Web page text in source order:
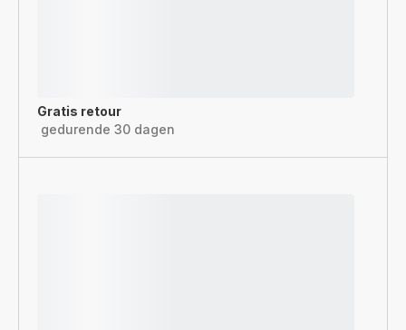
Gratis retour
gedurende 30 dagen